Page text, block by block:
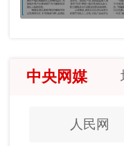
中央网媒
人民网